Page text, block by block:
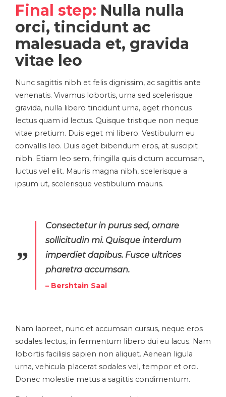
Final step: Nulla nulla
orci, tincidunt ac
malesuada et, gravida
vitae leo
Nunc sagittis nibh et felis dignissim, ac sagittis ante
venenatis. Vivamus lobortis, urna sed scelerisque
gravida, nulla libero tincidunt urna, eget rhoncus
lectus quam id lectus. Quisque tristique non neque
vitae pretium. Duis eget mi libero. Vestibulum eu
convallis leo. Duis eget bibendum eros, at suscipit
nibh. Etiam leo sem, fringilla quis dictum accumsan,
luctus vel elit. Mauris magna nibh, scelerisque a
ipsum ut, scelerisque vestibulum mauris.
Consectetur in purus sed, ornare
sollicitudin mi. Quisque interdum
imperdiet dapibus. Fusce ultrices
pharetra accumsan.
– Bershtain Saal
Nam laoreet, nunc et accumsan cursus, neque eros
sodales lectus, in fermentum libero dui eu lacus. Nam
lobortis facilisis sapien non aliquet. Aenean ligula
urna, vehicula placerat sodales vel, tempor et orci.
Donec molestie metus a sagittis condimentum.